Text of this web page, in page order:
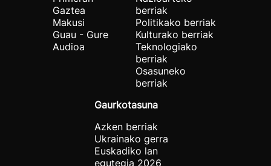
Gaztea
Makusi
Guau - Gure
Audioa
berriak
Politikako berriak
Kulturako berriak
Teknologiako
berriak
Osasuneko
berriak
Gaurkotasuna
Azken berriak
Ukrainako gerra
Euskadiko lan
egutegia 2026